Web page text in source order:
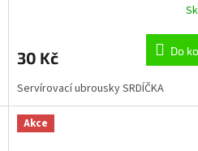
30 Kč Do
Servírovací ubrousky SRDÍČKA
Akce